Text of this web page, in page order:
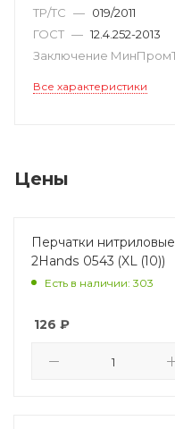
ТР/ТС — 019/2011
ГОСТ — 12.4.252-2013
Заключение
Все характеристики
Цены
Перчатки
2Hands 0543 (XL (10))
Есть в наличии: 303
126 ₽